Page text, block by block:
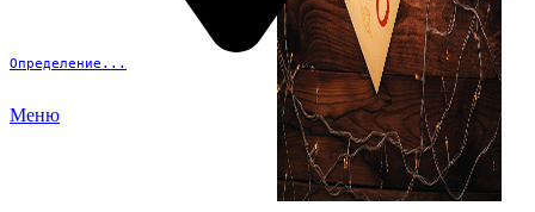
Определение...
Меню